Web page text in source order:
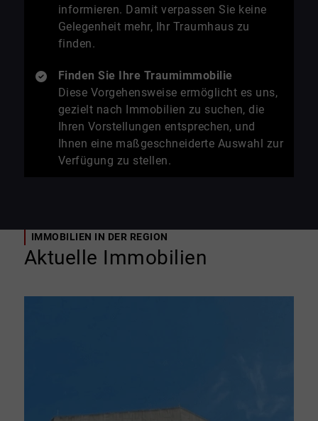
informieren. Damit verpassen Sie keine
Gelegenheit mehr, Ihr Traumhaus zu
finden.
Finden Sie Ihre Traumimmobilie
Diese Vorgehensweise ermöglicht es uns,
gezielt nach Immobilien zu suchen, die
Ihren Vorstellungen entsprechen, und
Ihnen eine maßgeschneiderte Auswahl zur
Verfügung zu stellen.
IMMOBILIEN IN DER REGION
Aktuelle Immobilien